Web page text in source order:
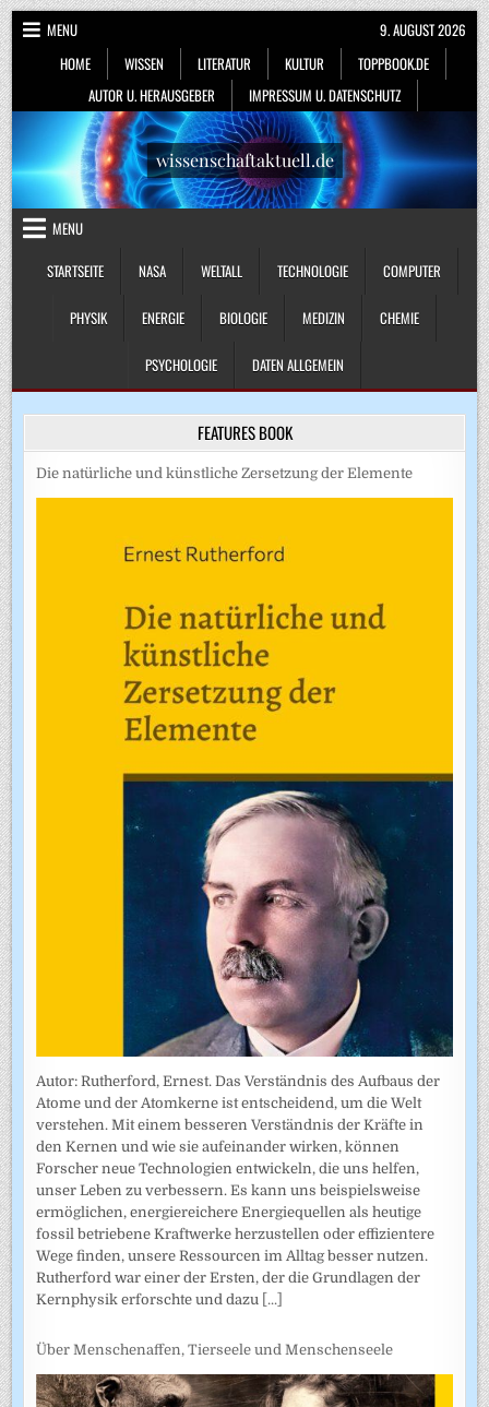
Skip
to
content
MENU
HOME
WISSEN LITERATUR KULTUR
TOPPBOOK.DE
AUTOR U. HERAUSGEBER
IMPRESSUM U. DATENSCHUTZ
9. AUGUST 2026
wissenschaftaktuell.de
MENU
STARTSEITE
NASA WELTALL TECHNOLOGIE COMPUTER
PHYSIK ENERGIE BIOLOGIE MEDIZIN CHEMIE
PSYCHOLOGIE DATEN ALLGEMEIN
FEATURES BOOK
Die natürliche und künstliche Zersetzung der Elemente
Autor: Rutherford, Ernest. Das Verständnis des Aufbaus der
Atome und der Atomkerne ist entscheidend, um die Welt
verstehen. Mit einem besseren Verständnis der Kräfte in
den Kernen und wie sie aufeinander wirken, können
Forscher neue Technologien entwickeln, die uns helfen,
unser Leben zu verbessern. Es kann uns beispielsweise
ermöglichen, energiereichere Energiequellen als heutige
fossil betriebene Kraftwerke herzustellen oder effizientere
Wege finden, unsere Ressourcen im Alltag besser nutzen.
Rutherford war einer der Ersten, der die Grundlagen der
Kernphysik erforschte und dazu [...]
Über Menschenaffen, Tierseele und Menschenseele